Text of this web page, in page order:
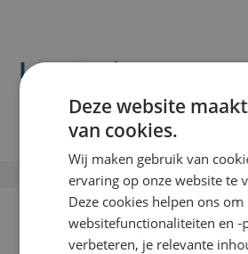
Luxe kruisvoet
35,00 In
Deze website
van cookies.
Wij maken gebruik van
ervaring op onze website te
Deze cookies helpen ons om
websitefunctionaliteiten en -
verbeteren, je relevante